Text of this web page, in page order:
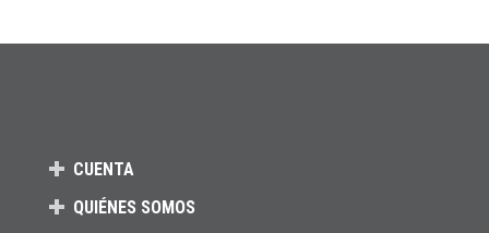
CUENTA
QUIÉNES SOMOS